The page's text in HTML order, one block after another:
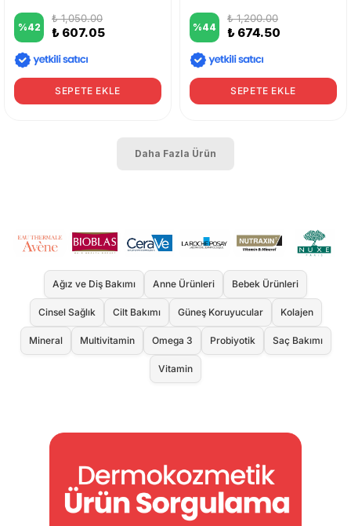
%42
₺ 1,050.00
₺ 607.05
SEPETE EKLE
%44
₺ 1,200.00
₺ 674.50
SEPETE EKLE
Daha Fazla Ürün
Ağız ve Diş Bakımı Anne Ürünleri Bebek Ürünleri
Cinsel Sağlık Cilt Bakımı Güneş Koruyucular Kolajen
Mineral Multivitamin Omega 3 Probiyotik Saç Bakımı
Vitamin